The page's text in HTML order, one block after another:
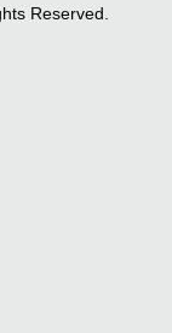
Reserved.